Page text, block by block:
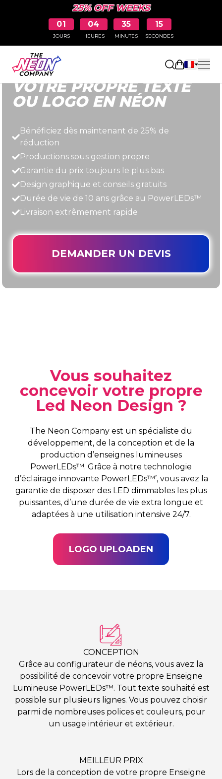
25% OFF WEEKS
01
JOURS
04
HEURES
35
MINUTES
14
SECONDES
Ouvrir le
Rapide, simple et abordable.
VOTRE PROPRE TEXTE
OU LOGO EN NÉON
Bénéficiez dès maintenant de 25% de
réduction
Productions sous gestion propre
Garantie du prix toujours le plus bas
Design graphique et conseils gratuits
Durée de vie de 10 ans grâce au PowerLEDs™
Livraison extrêmement rapide
DEMANDER UN DEVIS
Vous souhaitez
concevoir votre propre
Led Neon Design ?
The Neon Company est un spécialiste du
développement, de la conception et de la
production d’enseignes lumineuses
PowerLEDs™. Grâce à notre technologie
d’éclairage innovante PowerLEDs™’, vous avez la
garantie de disposer des LED dimmables les plus
puissantes, d’une durée de vie extra longue et
adaptées à une utilisation intensive 24/7.
LOGO UPLOADEN
CONCEPTION
Grâce au configurateur de néons, vous avez la
possibilité de concevoir votre propre Enseigne
Lumineuse PowerLEDs™. Tout texte souhaité est
possible sur plusieurs lignes. Vous pouvez choisir
parmi de nombreuses polices et couleurs, pour
un usage intérieur et extérieur.
MEILLEUR PRIX
Lors de la conception de votre propre Enseigne